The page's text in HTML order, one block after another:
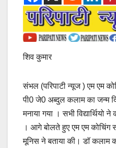
शिव कुमार
संभल (परिपाटी न्यूज ) एम एम
पी0 जे0 अब्दुल कलाम का जन्म
मनाया गया । सभी
। आगे बोलते हुए एम एम कोचिंग
मूनिस ने बताया की। डॉ कलाम